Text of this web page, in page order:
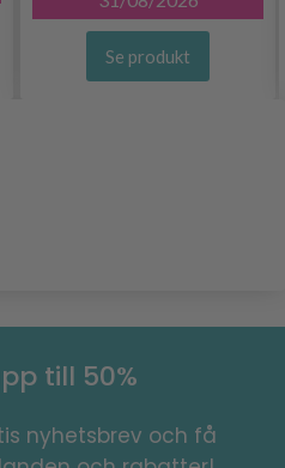
Se produkt
till 50%
nyhetsbrev och få